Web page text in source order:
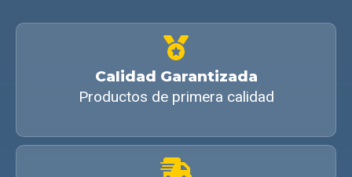
Calidad Garantizada
Productos de primera calidad